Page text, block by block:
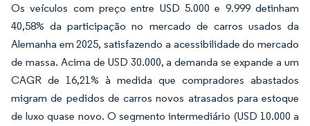
Os veículos com preço entre USD 5.000 e 9.999 detinham
40,58% da participação no mercado de carros usados da
Alemanha em 2025, satisfazendo a acessibilidade do mercado
de massa. Acima de USD 30.000, a demanda se expande a um
CAGR de 16,21% à medida que compradores abastados
migram de pedidos de carros novos atrasados para estoque
de luxo quase novo. O segmento intermediário (USD 10.000 a